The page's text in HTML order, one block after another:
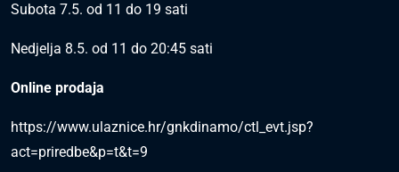
Subota 7.5. od 11 do 19 sati
Nedjelja 8.5. od 11 do 20:45 sati
Online prodaja
https://www.ulaznice.hr/gnkdinamo/ctl_evt.jsp?
act=priredbe&p=t&t=9